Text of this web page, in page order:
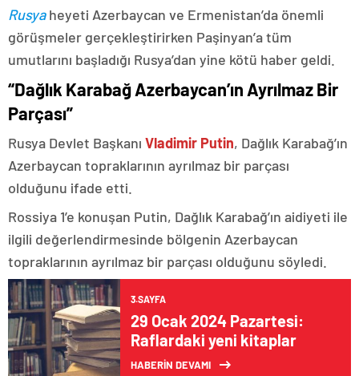
Rusyaheyeti Azerbaycan ve Ermenistan’da önemli
görüşmeler gerçekleştirirken Paşinyan’a tüm
umutlarını başladığı Rusya’dan yine kötü haber geldi.
“Dağlık Karabağ Azerbaycan’ın Ayrılmaz Bir
Parçası”
Rusya Devlet Başkanı Vladimir Putin, Dağlık Karabağ’ın
Azerbaycan topraklarının ayrılmaz bir parçası
olduğunu ifade etti.
Rossiya 1’e konuşan Putin, Dağlık Karabağ’ın aidiyeti ile
ilgili değerlendirmesinde bölgenin Azerbaycan
topraklarının ayrılmaz bir parçası olduğunu söyledi.
3.SAYFA
29 Ocak 2024 Pazartesi:
Raflardaki yeni kitaplar
HABERİN DEVAMI